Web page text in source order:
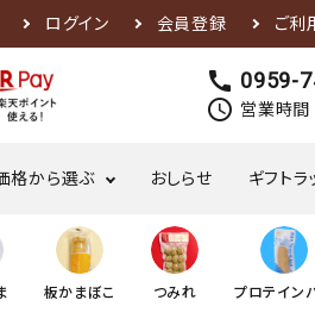
ログイン 会員登録 ご利
call 0959-
schedule 営業時間
格から選ぶ
3,000円～3,999円
おしらせ ギフトラ
板かまぼこ つみれ プロテイン